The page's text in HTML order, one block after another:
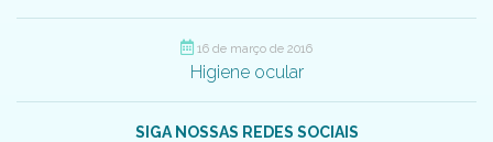
16 de março de 2016
Higiene ocular
SIGA NOSSAS REDES SOCIAIS